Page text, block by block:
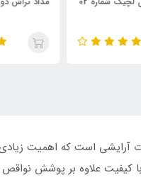
آرایشی است که اهمیت
و با کیفیت علاوه بر پوشش